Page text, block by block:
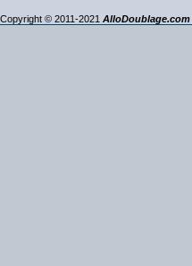
Copyright © 2011-2021 AlloDoublage.com